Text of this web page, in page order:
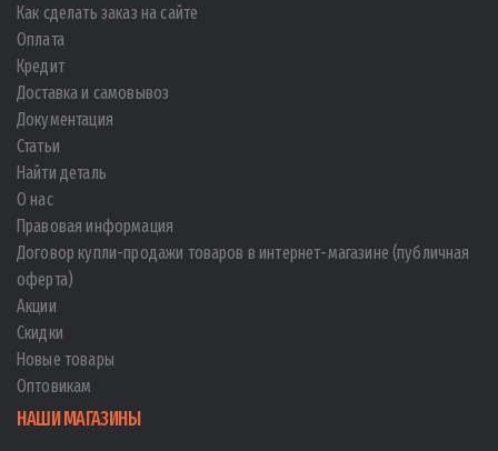
Как сделать заказ на сайте
Оплата
Кредит
Доставка и самовывоз
Документация
Статьи
Найти деталь
О нас
Правовая информация
Договор купли-продажи товаров в интернет-магазине (публичная
оферта)
Акции
Скидки
Новые товары
Оптовикам
НАШИ МАГАЗИНЫ